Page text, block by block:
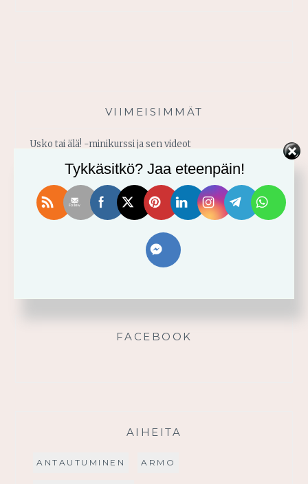
VIIMEISIMMÄT
Usko tai älä! -minikurssi ja sen videot
Vahvistu armosta!
Älä yritä omin voimin
FACEBOOK
AIHEITA
ANTAUTUMINEN ARMO
Tykkäsitkö? Jaa eteenpäin!